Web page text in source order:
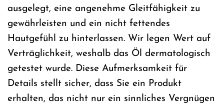
ausgelegt, eine angenehme Gleitfähigkeit zu
gewährleisten und ein nicht fettendes
Hautgefühl zu hinterlassen. Wir legen Wert auf
Verträglichkeit, weshalb das Öl dermatologisch
getestet wurde. Diese Aufmerksamkeit für
Details stellt sicher, dass Sie ein Produkt
erhalten, das nicht nur ein sinnliches Vergnügen